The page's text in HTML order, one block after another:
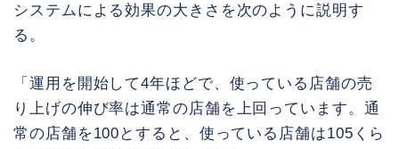
システムによる効果の大きさを次のように説明す
る。
「運用を開始して4年ほどで、使っている店舗の売
り上げの伸び率は通常の店舗を上回っています。通
常の店舗を100とすると、使っている店舗は105くら